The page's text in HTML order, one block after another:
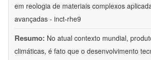
em reologia de materiais complexos
avançadas - inct-rhe9
Resumo: No atual contexto mundial,
climáticas, é fato que o desenvolvimento